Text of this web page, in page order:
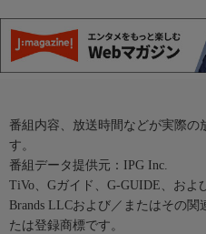
番組内容、放送時間などが実際の
す。
番組データ提供元：IPG Inc.
TiVo、Gガイド、G-GUIDE、およ
Brands LLCおよび／またはその
たは登録商標です。